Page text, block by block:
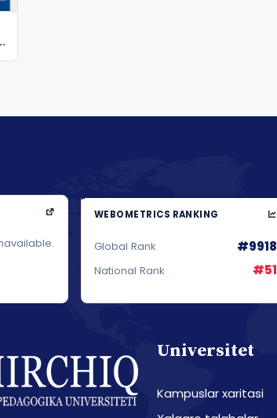
WEBOMETRICS RANKING
Global Rank #9918
National Rank #51
Universitet
Kampuslar xaritasi